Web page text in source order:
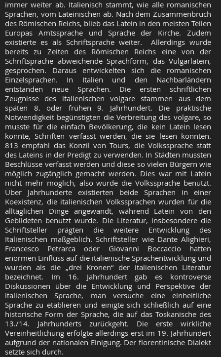
immer weiter ab. Italienisch stammt, wie alle romanischen
Sprachen, vom Lateinischen ab. Nach dem Zusammenbruch
des Römischen Reichs, blieb das Latein in den meisten Teilen
Europas Amtssprache und Sprache der Kirche. Zudem
existierte es als Schriftsprache weiter. Allerdings wurde
bereits zu Zeiten des Römischen Reichs eine von der
Schriftsprache abweichende Sprachform, das Vulgärlatein,
gesprochen. Daraus entwickelten sich die romanischen
Einzelsprachen. In Italien und den Nachbarländern
entstanden neue Sprachen. Die ersten schriftlichen
Zeugnisse des italienischen volgare stammen aus dem
späten 8. oder frühen 9. Jahrhundert. Die praktische
Notwendigkeit begünstigten die Verbreitung des volgare, so
musste für die einfach Bevölkerung, die kein Latein lesen
konnte, Schriften verfasst werden, die sie lesen konnten.
813 empfahl das Konzil von Tours, die Volkssprache statt
des Lateins in der Predigt zu verwenden. In Städten mussten
Beschlüsse verfasst werden und diese so vielen Bürgern wie
möglich zugänglich gemacht werden. Dies war mit Latein
nicht mehr möglich, also wurde die Volkssprache benutzt.
Über Jahrhunderte existierten beide Sprachen in einer
Koexistenz, die italienischen Volkssprachen wurden für die
alltäglichen Dinge angewandt, während Latein von den
Gebildeten benutzt wurde. Die Literatur, insbesondere die
Schriftsteller prägten die weitere Entwicklung des
Italienischen maßgeblich. Schriftsteller wie Dante Alighieri,
Francesco Petrarca oder Giovanni Boccaccio hatten
enormen Einfluss auf die italienische Sprachentwicklung und
wurden als die „drei Kronen“ der italienischen Literatur
bezeichnet. Im 16. Jahrhundert gab es kontroverse
Diskussionen über die Entwicklung und Perspektive der
italienischen Sprache, man versuche eine einheitliche
Sprache zu etablieren und einigte sich schließlich auf eine
historische Form der Sprache, die auf das Toskanische des
13./14. Jahrhunderts zurückgeht. Die erste wirkliche
Vereinheitlichung erfolgte allerdings erst im 19. Jahrhundert
aufgrund der nationalen Einigung. Der florentinische Dialekt
setzte sich durch.